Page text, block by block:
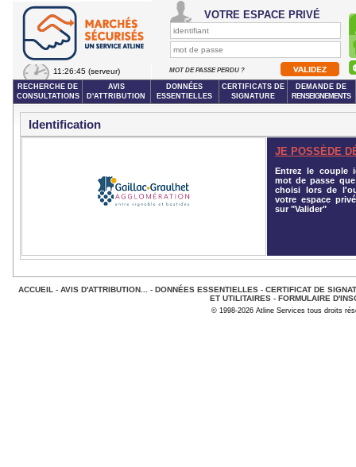
11:26:45 (serveur)
VOTRE ESPACE PRIVÉ
MOT DE PASSE PERDU ?
RECHERCHE DE
CONSULTATIONS
AVIS
D'ATTRIBUTION
DONNÉES
ESSENTIELLES
CERTIFICATS DE
SIGNATURE
DEMANDE DE
RENSEIGNEMENTS
Identification
JE POSSÈDE
Entrez le couple
mot de passe
choisi lors de
votre espace
sur "Valider"
ACCUEIL - AVIS D'ATTRIBUTION... - DONNÉES ESSENTIELLES- CERTIFICAT DE
ET UTILITAIRES - FORMULAIRE
© 1998-2026 Atline Services tous droits